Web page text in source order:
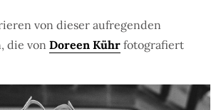
von dieser aufregenden
die von Doreen Kühr fotografiert